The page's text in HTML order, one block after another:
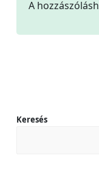
A
Keresés